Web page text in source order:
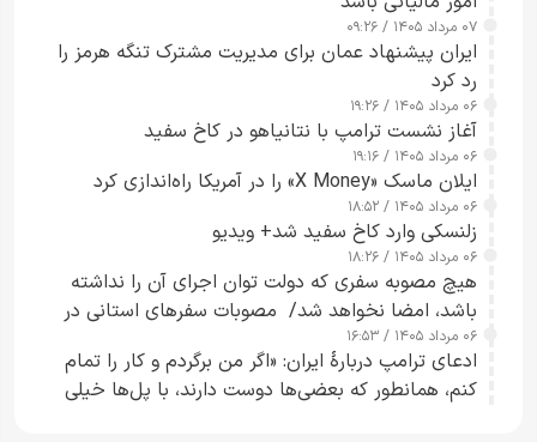
۰۷ مرداد ۱۴۰۵ / ۰۹:۲۶
ایران پیشنهاد عمان برای مدیریت مشترک تنگه هرمز را
رد کرد
۰۶ مرداد ۱۴۰۵ / ۱۹:۲۶
آغاز نشست ترامپ با نتانیاهو در کاخ سفید
۰۶ مرداد ۱۴۰۵ / ۱۹:۱۶
ایلان ماسک «X Money» را در آمریکا راه‌اندازی کرد
۰۶ مرداد ۱۴۰۵ / ۱۸:۵۲
زلنسکی وارد کاخ سفید شد+ ویدیو
۰۶ مرداد ۱۴۰۵ / ۱۸:۲۶
هیچ مصوبه سفری که دولت توان اجرای آن را نداشته
باشد، امضا نخواهد شد/ مصوبات سفرهای استانی در
چارچوب قانون بودجه است+ عکس
۰۶ مرداد ۱۴۰۵ / ۱۶:۵۳
ادعای ترامپ دربارهٔ ایران: «اگر من برگردم و کار را تمام
کنم، همانطور که بعضی‌ها دوست دارند، با پل‌ها خیلی